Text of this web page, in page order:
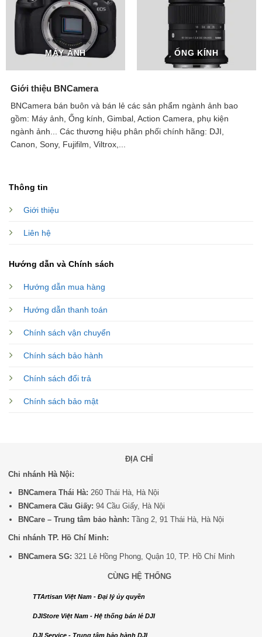
MÁY ẢNH ỐNG KÍNH
Giới thiệu BNCamera
BNCamera bán buôn và bán lẻ các sản phẩm ngành ảnh bao
gồm: Máy ảnh, Ống kính, Gimbal, Action Camera, phụ kiện
ngành ảnh... Các thương hiệu phân phối chính hãng: DJI,
Canon, Sony, Fujifilm, Viltrox,...
Thông tin
Giới thiệu
Liên hệ
Hướng dẫn và Chính sách
Hướng dẫn mua hàng
Hướng dẫn thanh toán
Chính sách vận chuyển
Chính sách bảo hành
Chính sách đổi trả
Chính sách bảo mật
ĐỊA CHỈ
Chi nhánh Hà Nội:
BNCamera Thái Hà: 260 Thái Hà, Hà Nội
BNCamera Cầu Giấy: 94 Cầu Giấy, Hà Nội
BNCare – Trung tâm bảo hành: Tầng 2, 91 Thái Hà, Hà Nội
Chi nhánh TP. Hồ Chí Minh:
BNCamera SG: 321 Lê Hồng Phong, Quận 10, TP. Hồ Chí Minh
CÙNG HỆ THỐNG
TTArtisan Việt Nam - Đại lý ủy quyền
DJIStore Việt Nam - Hệ thống bán lẻ DJI
DJI Service - Trung tâm bảo hành DJI